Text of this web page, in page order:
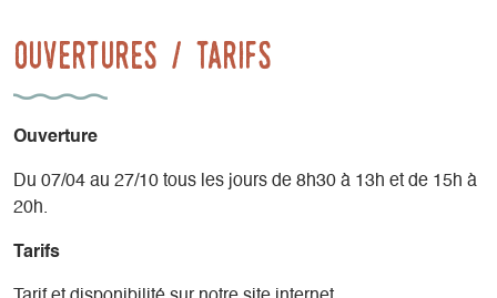
Ouvertures / tarifs
Ouverture
Du 07/04 au 27/10 tous les jours de 8h30 à 13h et de 15h à
20h.
Tarifs